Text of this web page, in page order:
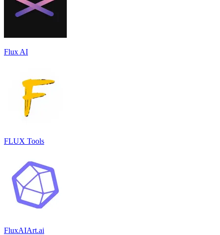
Flux AI
FLUX Tools
FluxAIArt.ai